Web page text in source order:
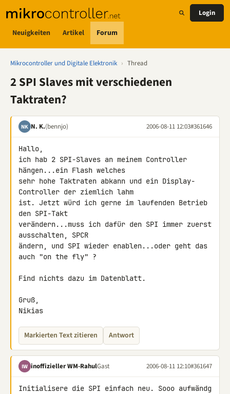
Neuigkeiten Artikel Forum
Login
Mikrocontroller und Digitale Elektronik › Thread
2 SPI Slaves mit verschiedenen
Taktraten?
NK N. K.(bennjo) 2006-08-11 12:03#361646
Hallo,
ich hab 2 SPI-Slaves an meinem Controller
hängen...ein Flash welches
sehr hohe Taktraten abkann und ein Display-
Controller der ziemlich lahm
ist. Jetzt würd ich gerne im laufenden Betrieb
den SPI-Takt
verändern...muss ich dafür den SPI immer zuerst
ausschalten, SPCR
ändern, und SPI wieder enablen...oder geht das
auch "on the fly" ?
Find nichts dazu im Datenblatt.
Gruß,
Nikias
Markierten Text zitieren Antwort
IW inoffizieller WM-RahulGast 2006-08-11 12:10#361647
Initialisere die SPI einfach neu. Sooo aufwändg